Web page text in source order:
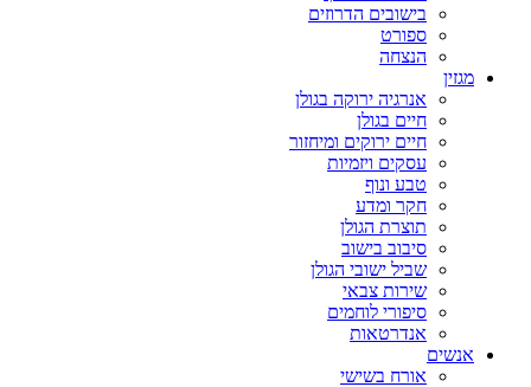
בישובים הדרוזים
ספורט
הנצחה
מגזין
אנרגיה ירוקה בגולן
חיים בגולן
חיים ירוקים ומיחזור
עסקים ויזמיות
טבע ונוף
חקר ומדע
תוצרת הגולן
סיבוב בישוב
שביל ישובי הגולן
שירות צבאי
סיפורי לוחמים
אנדרטאות
אנשים
אורח בשישי